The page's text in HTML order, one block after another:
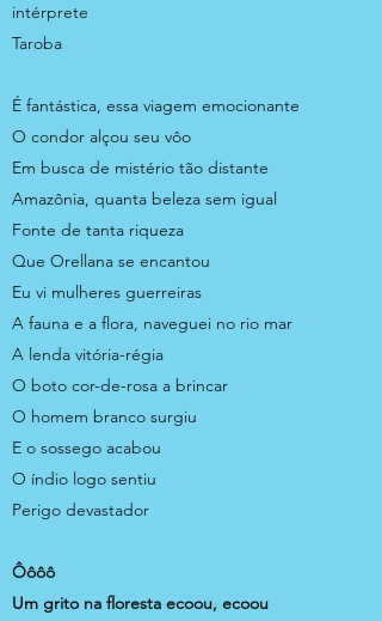
intérprete
Taroba
É fantástica, essa viagem emocionante
O condor alçou seu vôo
Em busca de mistério tão distante
Amazônia, quanta beleza sem igual
Fonte de tanta riqueza
Que Orellana se encantou
Eu vi mulheres guerreiras
A fauna e a flora, naveguei no rio mar
A lenda vitória-régia
O boto cor-de-rosa a brincar
O homem branco surgiu
E o sossego acabou
O índio logo sentiu
Perigo devastador
Ôôôô
Um grito na floresta ecoou, ecoou